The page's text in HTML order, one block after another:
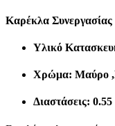
Καρέκλα
Υλικό
Xρώμα: Μαύρο
Διαστάσεις: